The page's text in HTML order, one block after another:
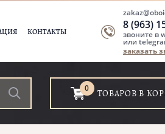
КОНТАКТЫ
8 (963)
звоните в
или
заказать
0 ТОВАРОВ В